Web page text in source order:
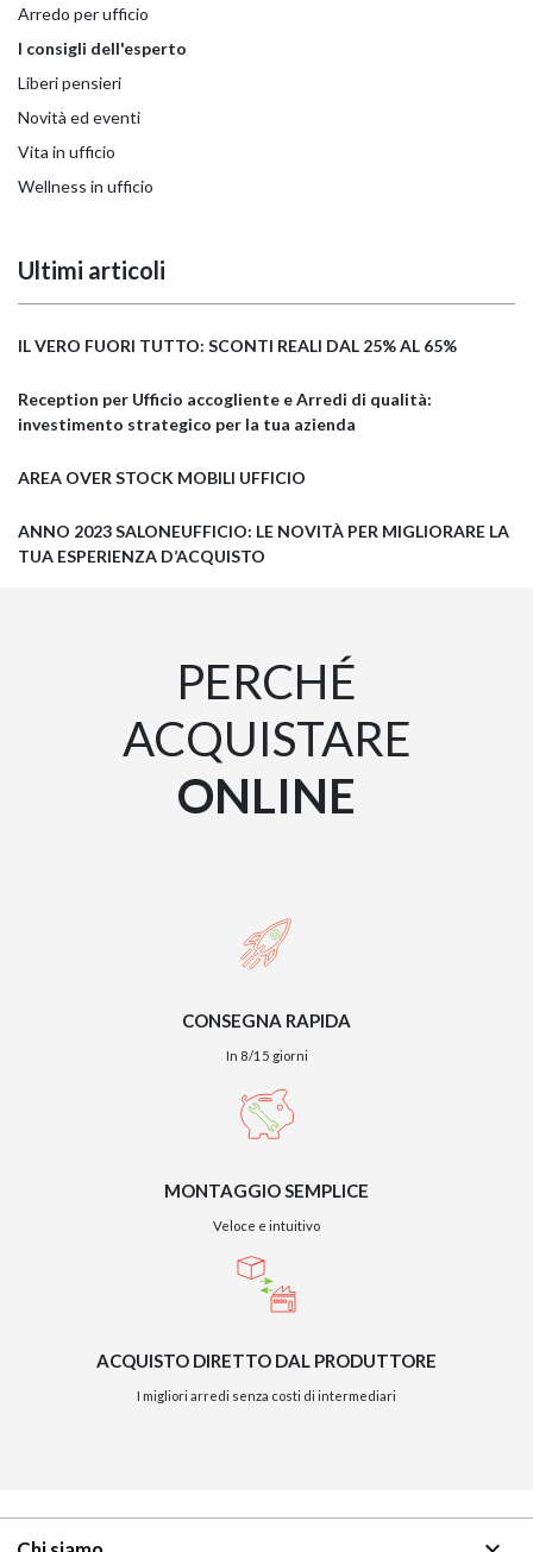
Arredo per ufficio
I consigli dell'esperto
Liberi pensieri
Novità ed eventi
Vita in ufficio
Wellness in ufficio
Ultimi articoli
IL VERO FUORI TUTTO: SCONTI REALI DAL 25% AL 65%
Reception per Ufficio accogliente e Arredi di qualità:
investimento strategico per la tua azienda
AREA OVER STOCK MOBILI UFFICIO
ANNO 2023 SALONEUFFICIO: LE NOVITÀ PER MIGLIORARE LA
TUA ESPERIENZA D’ACQUISTO
PERCHÉ
ACQUISTARE
ONLINE
CONSEGNA RAPIDA
In 8/15 giorni
MONTAGGIO SEMPLICE
Veloce e intuitivo
ACQUISTO DIRETTO DAL PRODUTTORE
I migliori arredi senza costi di intermediari